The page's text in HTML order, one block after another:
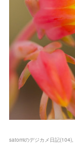
satomiのデジカメ日記(104)